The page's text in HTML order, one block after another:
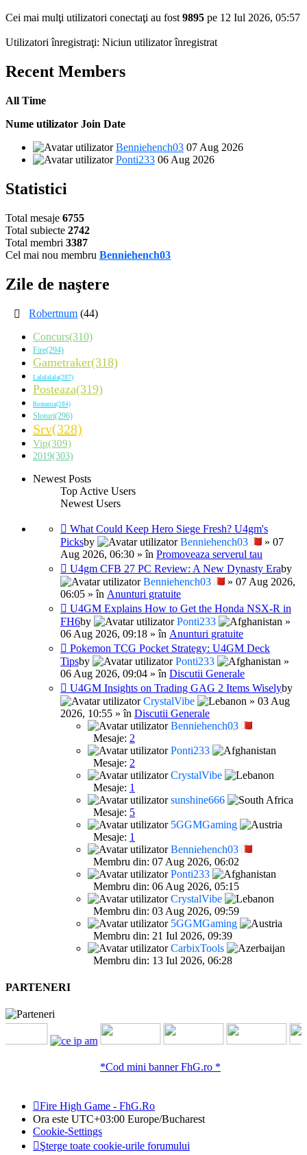
Cei mai mulţi utilizatori conectaţi au fost 9895 pe 12 Iul 2026, 05:57
Utilizatori înregistraţi: Niciun utilizator înregistrat
Recent Members
All Time
Nume utilizator Join Date
Benniehench03 07 Aug 2026
Ponti233 06 Aug 2026
Statistici
Total mesaje 6755
Total subiecte 2742
Total membri 3387
Cel mai nou membru Benniehench03
Zile de naştere
Robertnum (44)
Concurs(310)
Fire(294)
Gametraker(318)
Lalalalala(287)
Posteaza(319)
Romania(284)
Sloturi(296)
Srv(328)
Vip(309)
2019(303)
Newest Posts
Top Active Users
Newest Users
What Could Keep Hero Siege Fresh? U4gm's
Picksby Benniehench03
» 07
Aug 2026, 06:30 » în Promoveaza serverul tau
U4gm CFB 27 PC Review: A New Dynasty Eraby
Benniehench03
» 07 Aug 2026,
06:05 » în Anunturi gratuite
U4GM Explains How to Get the Honda NSX-R in
FH6by Ponti233
»
06 Aug 2026, 09:18 » în Anunturi gratuite
Pokemon TCG Pocket Strategy: U4GM Deck
Tipsby Ponti233
»
06 Aug 2026, 09:04 » în Discutii Generale
U4GM Insights on Trading GAG 2 Items Wiselyby
CrystalVibe
» 03 Aug
2026, 10:55 » în Discutii Generale
Benniehench03
Mesaje: 2
Ponti233
Mesaje: 2
CrystalVibe
Mesaje: 1
sunshine666
Mesaje: 5
5GGMGaming
Mesaje: 1
Benniehench03
Membru din: 07 Aug 2026, 06:02
Ponti233
Membru din: 06 Aug 2026, 05:15
CrystalVibe
Membru din: 03 Aug 2026, 09:59
5GGMGaming
Membru din: 21 Iul 2026, 09:39
CarbixTools
Membru din: 13 Iul 2026, 06:28
PARTENERI
*Cod mini banner FhG.ro *
Fire High Game - FhG.Ro
Ora este UTC+03:00 Europe/Bucharest
Cookie-Settings
Şterge toate cookie-urile forumului